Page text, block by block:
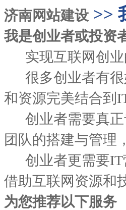
济南网站建设 >>
我是创业者或投
实现互联网创业
很多创业者有很
和资源完美结合到
创业者需要真正
团队的搭建与管理
创业者更需要IT
借助互联网资源和
为您推荐以下服务